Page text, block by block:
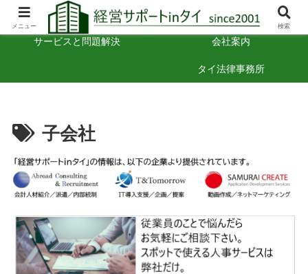
タイでの経営のヒント お困りごと相談
サービスと問題解決 会社案内
タイ法律事務所
子会社
メニュー 検索